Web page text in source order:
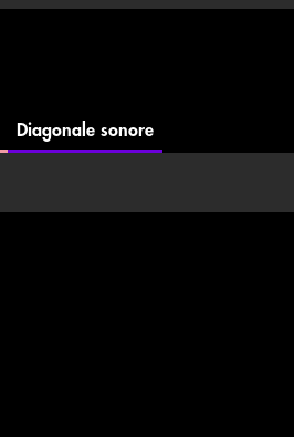
Diagonale sonore